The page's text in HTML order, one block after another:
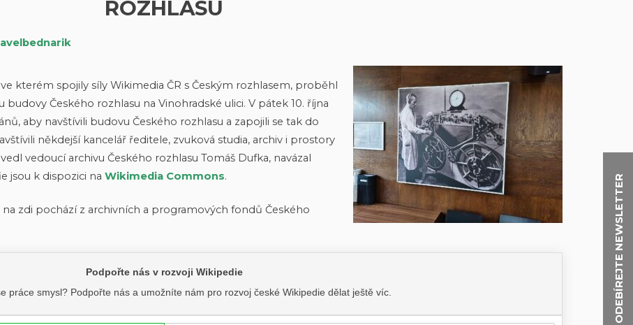
ODEBÍREJTE NEWSLETTER
ROZHLASU
kterém spojily síly Wikimedia ČR s Českým rozhlasem, proběhl
Českého rozhlasu na Vinohradské ulici. V pátek 10. října
aby navštívili budovu Českého rozhlasu a zapojili se tak do
někdejší kancelář ředitele, zvuková studia, archiv i prostory
vedoucí archivu Českého rozhlasu Tomáš Dufka, navázal
jsou k dispozici na Wikimedia Commons.
zdi pochází z archivních a programových fondů Českého